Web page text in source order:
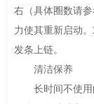
右（具体圈数请
力使其重新启动
发条上链。
清洁保养
长时间不使用